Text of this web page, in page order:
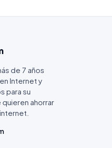
de 7 años
Internet y
para su
ahorrar